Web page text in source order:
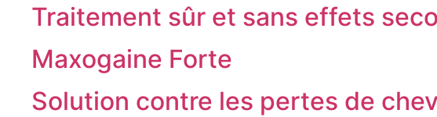
Traitement sûr et sans effets
Maxogaine Forte
Solution contre les pertes de